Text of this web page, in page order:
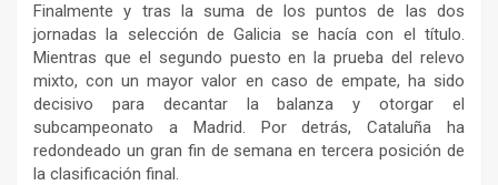
Finalmente y tras la suma de los puntos de las dos
jornadas la selección de Galicia se hacía con el título.
Mientras que el segundo puesto en la prueba del relevo
mixto, con un mayor valor en caso de empate, ha sido
decisivo para decantar la balanza y otorgar el
subcampeonato a Madrid. Por detrás, Cataluña ha
redondeado un gran fin de semana en tercera posición de
la clasificación final.